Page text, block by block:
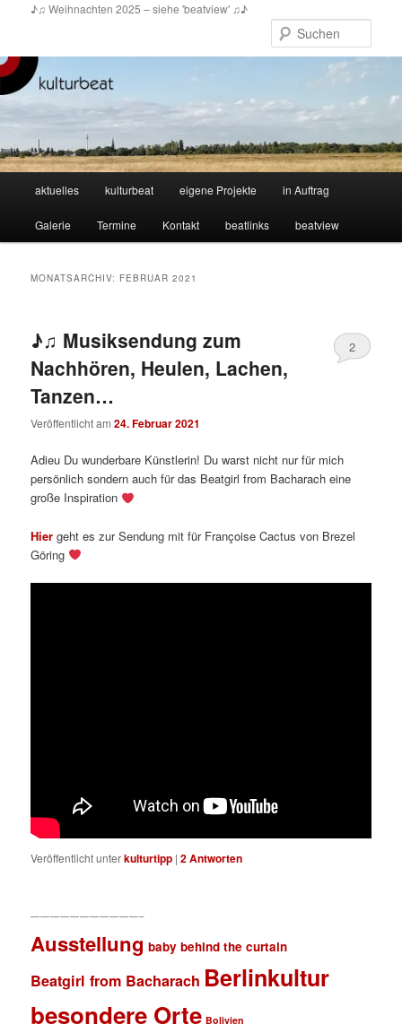
springen
springen
♪♫ Weihnachten 2025 – siehe 'beatview' ♫♪
aktuelles kulturbeat eigene Projekte in Auftrag
Galerie Termine Kontakt beatlinks beatview
MONATSARCHIV: FEBRUAR 2021
♪♫ Musiksendung zum
Nachhören, Heulen, Lachen,
Tanzen…
Veröffentlicht am24. Februar 2021
2
Adieu Du wunderbare Künstlerin! Du warst nicht nur für mich
persönlich sondern auch für das Beatgirl from Bacharach eine
große Inspiration
Hier geht es zur Sendung mit für Françoise Cactus von Brezel
Göring
Veröffentlicht unterkulturtipp |2Antworten
———————————–
Ausstellung baby behind the curtain
Beatgirl from Bacharach Berlinkultur
besondere Orte Bolivien